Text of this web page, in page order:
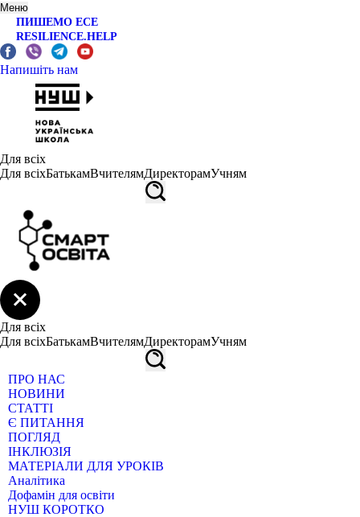
Меню
ПИШЕМО ЕСЕ
RESILIENCE.HELP
Напишіть нам
Для всіх
Для всіхБатькамВчителямДиректорамУчням
Для всіх
Для всіхБатькамВчителямДиректорамУчням
ПРО НАС
НОВИНИ
СТАТТІ
Є ПИТАННЯ
ПОГЛЯД
ІНКЛЮЗІЯ
МАТЕРІАЛИ ДЛЯ УРОКІВ
Аналітика
Дофамін для освіти
НУШ КОРОТКО